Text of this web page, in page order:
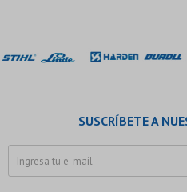
SUSCRÍBETE A